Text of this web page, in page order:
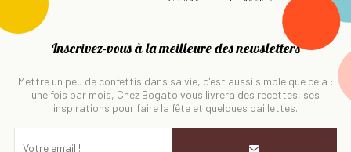
Inscrivez-vous à la meilleure des newsletters
Mettre un peu de confettis dans sa vie, c'est aussi simple que cela :
une fois par mois, Chez Bogato vous livrera des recettes, ses
inspirations pour faire la fête et quelques paillettes.